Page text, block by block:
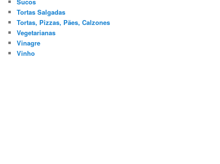
Tortas Salgadas
Tortas, Pizzas, Pães, Calzones
Vegetarianas
Vinagre
Vinho